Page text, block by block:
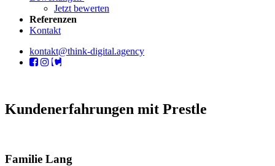
Jetzt bewerten
Referenzen
Kontakt
kontakt@think-digital.agency
Kundenerfahrungen mit Prestle
Familie Lang